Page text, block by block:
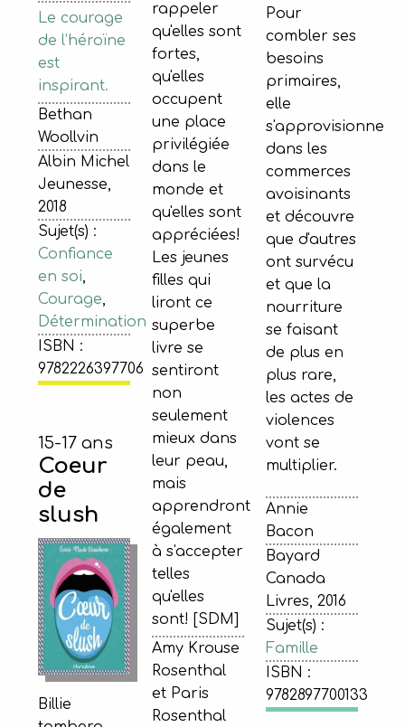
Le courage
de l’héroïne
est
inspirant.
Bethan
Woollvin
Albin Michel
Jeunesse,
2018
Sujet(s) :
Confiance
en soi,
Courage,
Détermination
ISBN :
9782226397706
rappeler
qu'elles sont
fortes,
qu'elles
occupent
une place
privilégiée
dans le
monde et
qu'elles sont
appréciées!
Les jeunes
filles qui
liront ce
superbe
livre se
sentiront
non
seulement
mieux dans
leur peau,
mais
apprendront
également
à s'accepter
telles
qu'elles
sont! [SDM]
Amy Krouse
Rosenthal
et Paris
Rosenthal
Pour
combler ses
besoins
primaires,
elle
s'approvisionne
dans les
commerces
avoisinants
et découvre
que d'autres
ont survécu
et que la
nourriture
se faisant
de plus en
plus rare,
les actes de
violences
vont se
multiplier.
Annie
Bacon
Bayard
Canada
Livres, 2016
Sujet(s) :
Famille
ISBN :
9782897700133
15-17 ans
Coeur
de
slush
Billie